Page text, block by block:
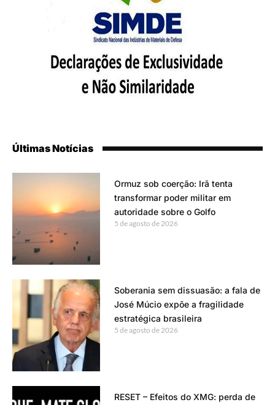
Últimas Notícias
Ormuz sob coerção: Irã tenta
transformar poder militar em
autoridade sobre o Golfo
5 de agosto de 2026
Soberania sem dissuasão: a fala de
José Múcio expõe a fragilidade
estratégica brasileira
5 de agosto de 2026
RESET – Efeitos do XMG: perda de